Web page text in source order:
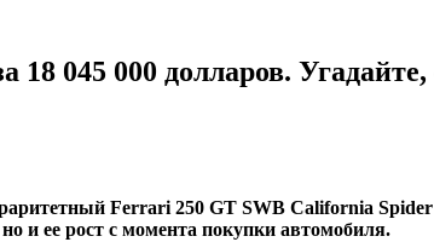
045 000 долларов.
Ferrari 250 GT SWB California
и ее рост с момента покупки автомобиля.